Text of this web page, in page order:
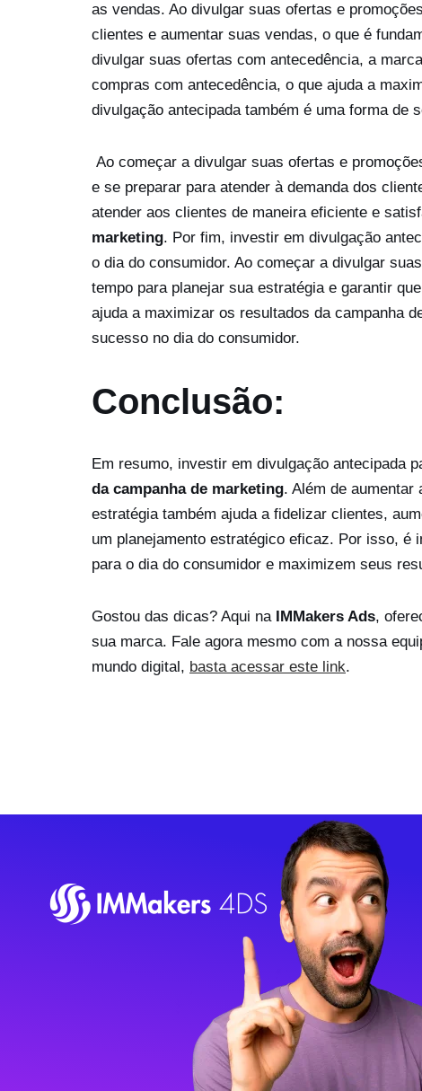
as vendas. Ao divulgar suas ofertas e
clientes e aumentar suas vendas, o que é
divulgar suas ofertas com antecedência, a
compras com antecedência, o que ajuda a
divulgação antecipada também é uma forma de
Ao começar a divulgar suas ofertas e
e se preparar para atender à demanda dos
atender aos clientes de maneira eficiente e
marketing. Por fim, investir em divulgação
o dia do consumidor. Ao começar a divulgar
tempo para planejar sua estratégia e garantir
ajuda a maximizar os resultados da campanha
sucesso no dia do consumidor.
Conclusão:
Em resumo, investir em divulgação antecipada
da campanha de marketing. Além de
estratégia também ajuda a fidelizar clientes,
um planejamento estratégico eficaz. Por isso, é
para o dia do consumidor e maximizem seus
Gostou das dicas? Aqui na IMMakers Ads,
sua marca. Fale agora mesmo com a nossa
mundo digital, basta acessar este link.